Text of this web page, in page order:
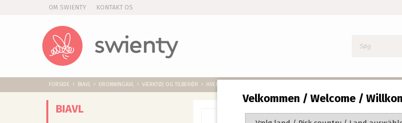
Velkommen / Welcome /
OM SWIENTY KONTAKT OS
FORSIDE BIAVL DRONNINGAVL VÆRKTØJ OG TILBEHØR HVEPSEFÆLDE TIL ASIATISK GEDEHAMS
BIAVL